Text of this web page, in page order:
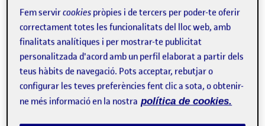
Con números no dependo
de marcas. Prefiero
depender de números,
siempre responden, si los
Fem servircookies pròpies i de tercers per poder-te oferir
correctament totes les funcionalitats del lloc web, amb
finalitats analítiques i per mostrar-te publicitat
personalitzada d'acord amb un perfil elaborat a partir dels
teus hàbits de navegació. Pots acceptar, rebutjar o
configurar les teves preferències fent clic a sota, o obtenir-
ne més informació en la nostra política de cookies.